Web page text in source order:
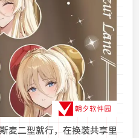
麦二型就行，在换装共享里